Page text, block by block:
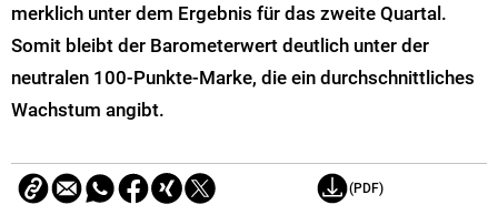
merklich unter dem Ergebnis für das zweite Quartal.
Somit bleibt der Barometerwert deutlich unter der
neutralen 100-Punkte-Marke, die ein durchschnittliches
Wachstum angibt.
(PDF)